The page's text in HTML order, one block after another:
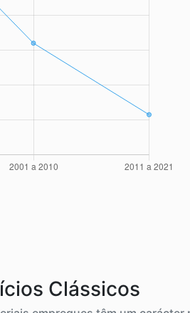
Clássicos